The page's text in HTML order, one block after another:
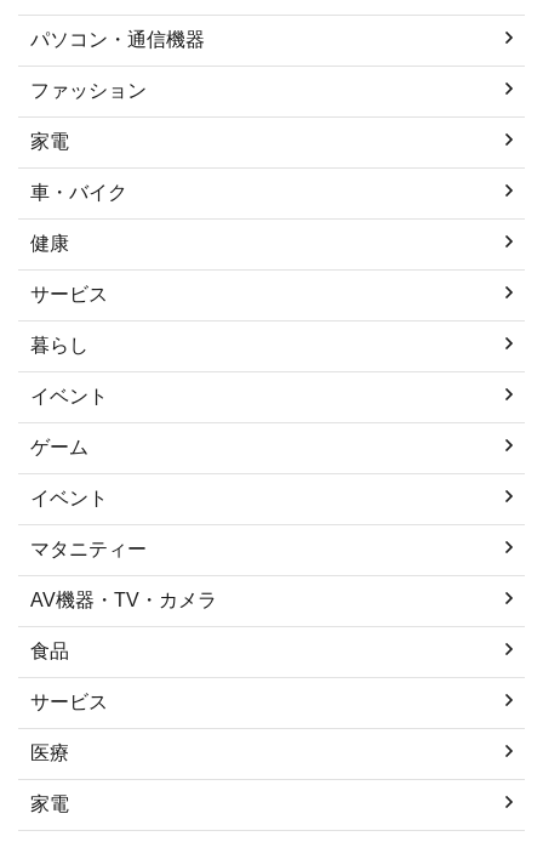
パソコン・通信機器
ファッション
家電
車・バイク
健康
サービス
暮らし
イベント
ゲーム
イベント
マタニティー
AV機器・TV・カメラ
食品
サービス
医療
家電